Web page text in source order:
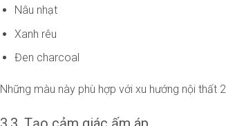
Nâu nhạt
Xanh rêu
Đen charcoal
Những màu này phù hợp với xu hướng nội thất